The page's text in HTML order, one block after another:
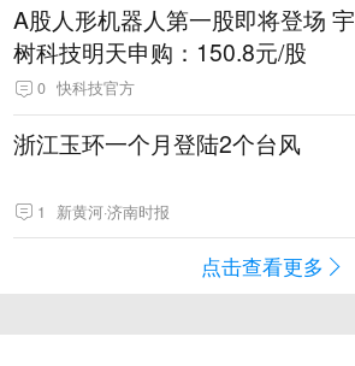
A股人形机器人第一股即将登场 宇
树科技明天申购：150.8元/股
0 快科技官方
浙江玉环一个月登陆2个台风
1 新黄河·济南时报
点击查看更多